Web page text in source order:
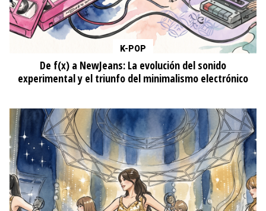
K-POP
De f(x) a NewJeans: La evolución del sonido
experimental y el triunfo del minimalismo electrónico